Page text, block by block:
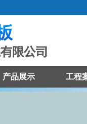
产品展示 工程